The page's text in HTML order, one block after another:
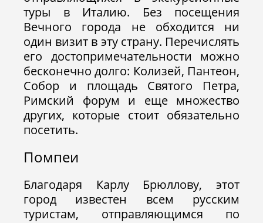
туры в Италию. Без посещения
Вечного города не обходится ни
один визит в эту страну. Перечислять
его достопримечательности можно
бесконечно долго: Колизей, Пантеон,
Собор и площадь Святого Петра,
Римский форум и еще множество
других, которые стоит обязательно
посетить.
Помпеи
Благодаря Карлу Брюллову, этот
город известен всем русским
туристам, отправляющимся по